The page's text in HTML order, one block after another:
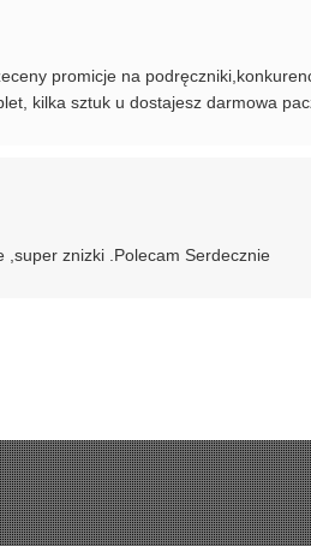
promicje na
kilka sztuk u dostajesz darmowa
,super znizki .Polecam Serdecznie